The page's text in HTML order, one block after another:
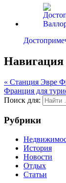
Навигация
« Станция Эвре
Франция для
Поиск для:
Рубрики
История
Новости
Отдых
Статьи